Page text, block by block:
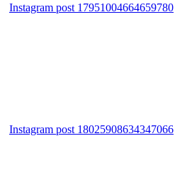
Instagram post 17951004664659780
Instagram post 18025908634347066